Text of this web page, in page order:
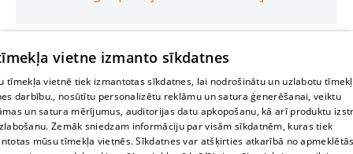
vietne izmanto sīkdatnes
tīmekļa vietnē tiek izmantotas sīkdatnes, lai nodrošinātu un uzlabotu
darbību., nosūtītu personalizētu reklāmu un satura ģenerēšanai, veiktu
un satura mērījumus, auditorijas datu apkopošanu, kā arī produktu
Zemāk sniedzam informāciju par visām sīkdatnēm, kuras tiek
mūsu tīmekļa vietnēs. Sīkdatnes var atšķirties atkarībā no